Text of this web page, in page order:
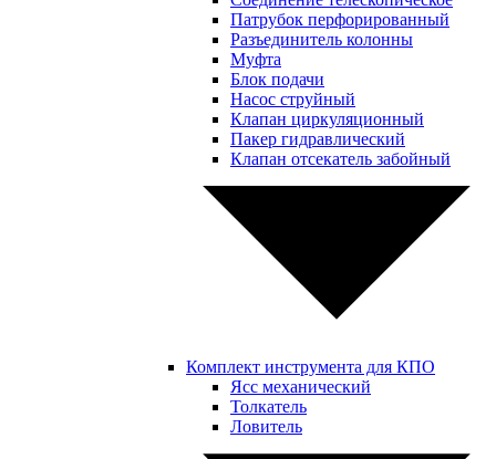
Патрубок перфорированный
Разъединитель колонны
Муфта
Блок подачи
Насос струйный
Клапан циркуляционный
Пакер гидравлический
Клапан отсекатель забойный
Комплект инструмента для КПО
Ясс механический
Толкатель
Ловитель